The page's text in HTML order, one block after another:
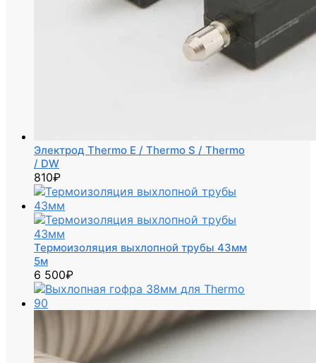
Электрод Thermo E / Thermo S / Thermo
/ DW
810₽
Термоизоляция выхлопной трубы 43мм
5м
6 500₽